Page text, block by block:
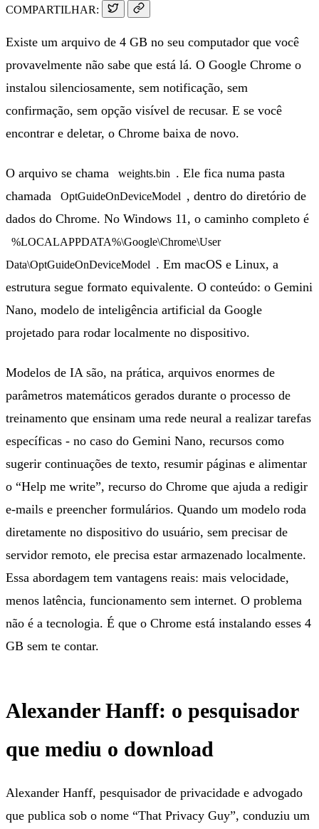
COMPARTILHAR:
Existe um arquivo de 4 GB no seu computador que você
provavelmente não sabe que está lá. O Google Chrome o
instalou silenciosamente, sem notificação, sem
confirmação, sem opção visível de recusar. E se você
encontrar e deletar, o Chrome baixa de novo.
O arquivo se chama weights.bin . Ele fica numa pasta
chamada
OptGuideOnDeviceModel , dentro do diretório de
dados do Chrome. No Windows 11, o caminho completo é
%LOCALAPPDATA%\Google\Chrome\User
Data\OptGuideOnDeviceModel . Em macOS e Linux, a
estrutura segue formato equivalente. O conteúdo: o Gemini
Nano, modelo de inteligência artificial da Google
projetado para rodar localmente no dispositivo.
Modelos de IA são, na prática, arquivos enormes de
parâmetros matemáticos gerados durante o processo de
treinamento que ensinam uma rede neural a realizar tarefas
específicas - no caso do Gemini Nano, recursos como
sugerir continuações de texto, resumir páginas e alimentar
o “Help me write”, recurso do Chrome que ajuda a redigir
e-mails e preencher formulários. Quando um modelo roda
diretamente no dispositivo do usuário, sem precisar de
servidor remoto, ele precisa estar armazenado localmente.
Essa abordagem tem vantagens reais: mais velocidade,
menos latência, funcionamento sem internet. O problema
não é a tecnologia. É que o Chrome está instalando esses 4
GB sem te contar.
Alexander Hanff: o pesquisador
que mediu o download
Alexander Hanff, pesquisador de privacidade e advogado
que publica sob o nome “That Privacy Guy”, conduziu um